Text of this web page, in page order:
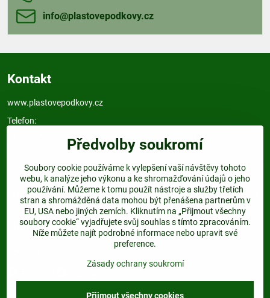
info​@plastovepodkovy​.cz
Kontakt
www.plastovepodkovy.cz
Telefon:
info@plastovepodkovy.cz
Odkazy
Najdete nás:
Dejte nám follow a nenechte si ujít žádnou akci.
Předvolby soukromí
Soubory cookie používáme k vylepšení vaší návštěvy tohoto
webu, k analýze jeho výkonu a ke shromažďování údajů o jeho
používání. Můžeme k tomu použít nástroje a služby třetích
stran a shromážděná data mohou být přenášena partnerům v
EU, USA nebo jiných zemích. Kliknutím na „Přijmout všechny
soubory cookie“ vyjadřujete svůj souhlas s tímto zpracováním.
Níže můžete najít podrobné informace nebo upravit své
preference.
Zásady ochrany soukromí
Přijmout všechny cookies